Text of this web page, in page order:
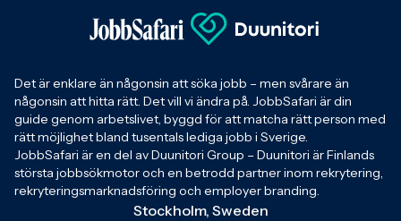
Det är enklare än någonsin att söka jobb – men svårare än
någonsin att hitta rätt. Det vill vi ändra på. JobbSafari är din
guide genom arbetslivet, byggd för att matcha rätt person med
rätt möjlighet bland tusentals lediga jobb i Sverige.
JobbSafari är en del av Duunitori Group – Duunitori är Finlands
största jobbsökmotor och en betrodd partner inom rekrytering,
rekryteringsmarknadsföring och employer branding.
Stockholm, Sweden